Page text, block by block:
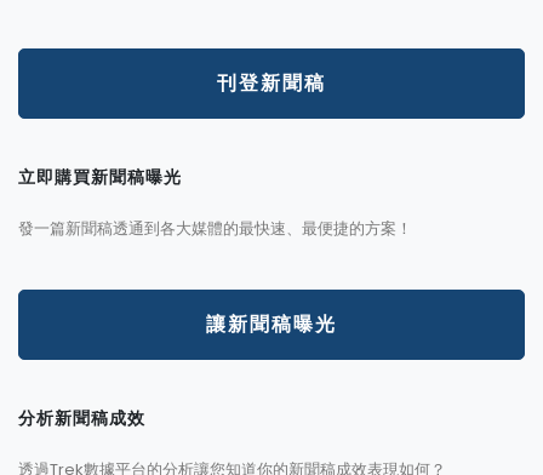
刊登新聞稿
立即購買新聞稿曝光
發一篇新聞稿透通到各大媒體的最快速、最便捷的方案！
讓新聞稿曝光
分析新聞稿成效
透過Trek數據平台的分析讓您知道你的新聞稿成效表現如何？